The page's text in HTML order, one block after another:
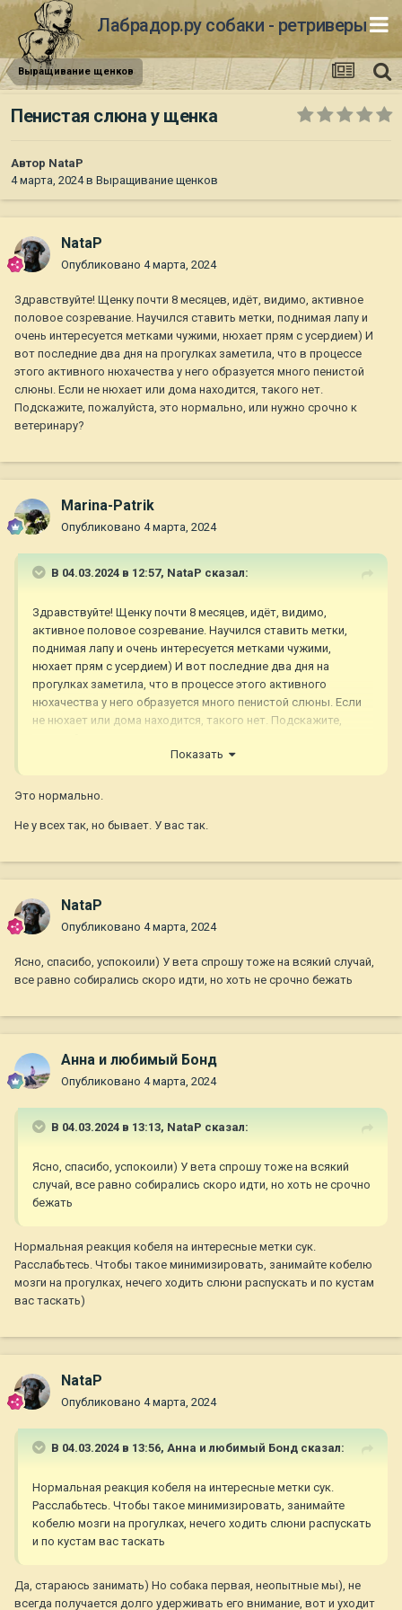
Лабрадор.ру собаки - ретриверы
Выращивание щенков
Пенистая слюна у щенка
Автор NataP
4 марта, 2024в Выращивание щенков
NataP
Опубликовано 4 марта, 2024
Здравствуйте! Щенку почти 8 месяцев, идёт, видимо, активное
половое созревание. Научился ставить метки, поднимая лапу и
очень интересуется метками чужими, нюхает прям с усердием) И
вот последние два дня на прогулках заметила, что в процессе
этого активного нюхачества у него образуется много пенистой
слюны. Если не нюхает или дома находится, такого нет.
Подскажите, пожалуйста, это нормально, или нужно срочно к
ветеринару?
Marina-Patrik
Опубликовано 4 марта, 2024
В 04.03.2024 в 12:57, NataP сказал:
Здравствуйте! Щенку почти 8 месяцев, идёт, видимо,
активное половое созревание. Научился ставить метки,
поднимая лапу и очень интересуется метками чужими,
нюхает прям с усердием) И вот последние два дня на
прогулках заметила, что в процессе этого активного
нюхачества у него образуется много пенистой слюны. Если
не нюхает или дома находится, такого нет. Подскажите,
Показать
Это нормально.
Не у всех так, но бывает. У вас так.
NataP
Опубликовано 4 марта, 2024
Ясно, спасибо, успокоили) У вета спрошу тоже на всякий случай,
все равно собирались скоро идти, но хоть не срочно бежать
Анна и любимый Бонд
Опубликовано 4 марта, 2024
В 04.03.2024 в 13:13, NataP сказал:
Ясно, спасибо, успокоили) У вета спрошу тоже на всякий
случай, все равно собирались скоро идти, но хоть не срочно
бежать
Нормальная реакция кобеля на интересные метки сук.
Расслабьтесь. Чтобы такое минимизировать, занимайте кобелю
мозги на прогулках, нечего ходить слюни распускать и по кустам
вас таскать)
NataP
Опубликовано 4 марта, 2024
В 04.03.2024 в 13:56, Анна и любимый Бонд сказал:
Нормальная реакция кобеля на интересные метки сук.
Расслабьтесь. Чтобы такое минимизировать, занимайте
кобелю мозги на прогулках, нечего ходить слюни распускать
и по кустам вас таскать
Да, стараюсь занимать) Но собака первая, неопытные мы), не
всегда получается долго удерживать его внимание, вот и уходит